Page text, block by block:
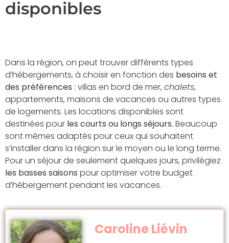
disponibles
Dans la région, on peut trouver différents types
d’hébergements, à choisir en fonction des besoins et
des préférences : villas en bord de mer, chalets,
appartements, maisons de vacances ou autres types
de logements. Les locations disponibles sont
destinées pour les courts ou longs séjours. Beaucoup
sont mêmes adaptés pour ceux qui souhaitent
s’installer dans la région sur le moyen ou le long terme.
Pour un séjour de seulement quelques jours, privilégiez
les basses saisons pour optimiser votre budget
d’hébergement pendant les vacances.
Caroline Liévin